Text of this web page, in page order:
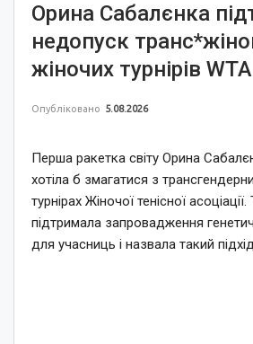
Орина Сабалєнка
недопуск
жіночих турнірів WTA
Опубліковано 5.08.2026
Перша ракетка світу Орина
хотіла б змагатися з
турнірах Жіночої тенісної
підтримала запровадження
для учасниць і назвала такий